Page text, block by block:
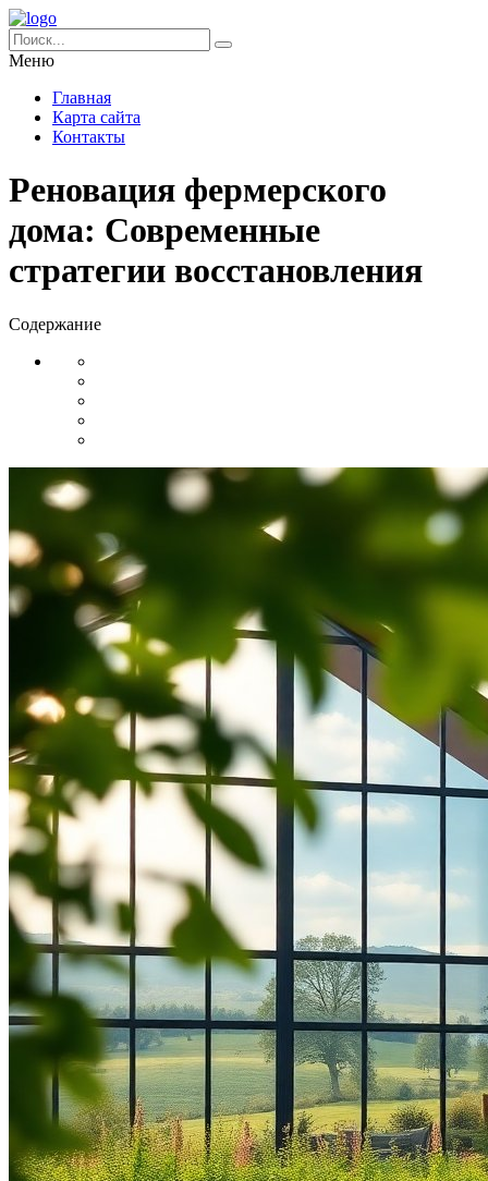
Меню
Главная
Карта сайта
Контакты
Реновация фермерского
дома: Современные
стратегии восстановления
Содержание